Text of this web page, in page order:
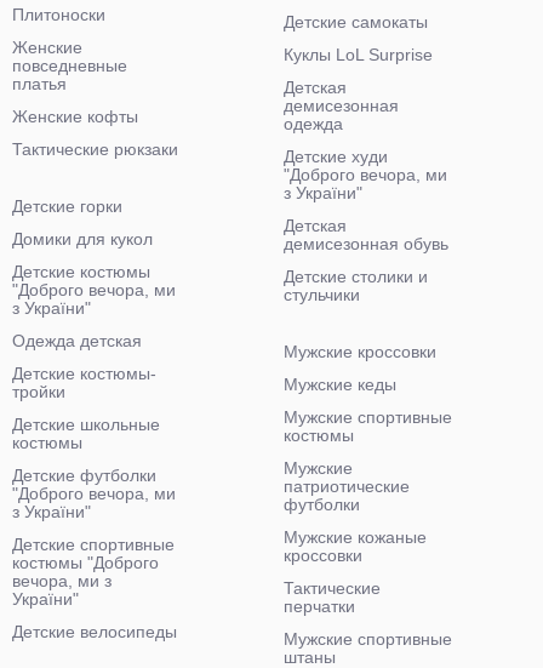
Плитоноски
Женские
повседневные
платья
Женские кофты
Тактические рюкзаки
Детские самокаты
Куклы LoL Surprise
Детская
демисезонная
одежда
Детские худи
"Доброго вечора, ми
з України"
Детская
демисезонная обувь
Детские столики и
стульчики
Детские горки
Домики для кукол
Детские костюмы
"Доброго вечора, ми
з України"
Одежда детская
Детские костюмы-
тройки
Детские школьные
костюмы
Детские футболки
"Доброго вечора, ми
з України"
Детские спортивные
костюмы "Доброго
вечора, ми з
України"
Детские велосипеды
Мужские кроссовки
Мужские кеды
Мужские спортивные
костюмы
Мужские
патриотические
футболки
Мужские кожаные
кроссовки
Тактические
перчатки
Мужские спортивные
штаны